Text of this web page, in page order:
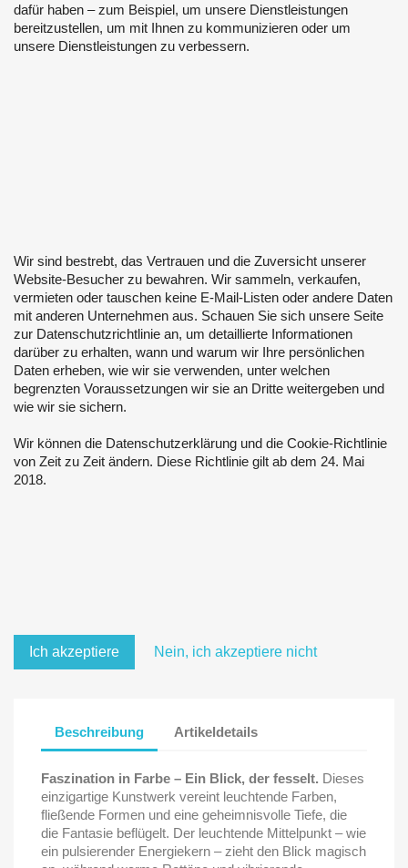
dafür haben – zum Beispiel, um unsere Dienstleistungen
bereitzustellen, um mit Ihnen zu kommunizieren oder um
unsere Dienstleistungen zu verbessern.
Wir sind bestrebt, das Vertrauen und die Zuversicht unserer
Website-Besucher zu bewahren. Wir sammeln, verkaufen,
vermieten oder tauschen keine E-Mail-Listen oder andere Daten
mit anderen Unternehmen aus. Schauen Sie sich unsere Seite
zur Datenschutzrichtlinie an, um detaillierte Informationen
darüber zu erhalten, wann und warum wir Ihre persönlichen
Daten erheben, wie wir sie verwenden, unter welchen
begrenzten Voraussetzungen wir sie an Dritte weitergeben und
wie wir sie sichern.
Wir können die Datenschutzerklärung und die Cookie-Richtlinie
von Zeit zu Zeit ändern. Diese Richtlinie gilt ab dem 24. Mai
2018.
Ich akzeptiere Nein, ich akzeptiere nicht
Beschreibung Artikeldetails
Faszination in Farbe – Ein Blick, der fesselt. Dieses
einzigartige Kunstwerk vereint leuchtende Farben,
fließende Formen und eine geheimnisvolle Tiefe, die
die Fantasie beflügelt. Der leuchtende Mittelpunkt – wie
ein pulsierender Energiekern – zieht den Blick magisch